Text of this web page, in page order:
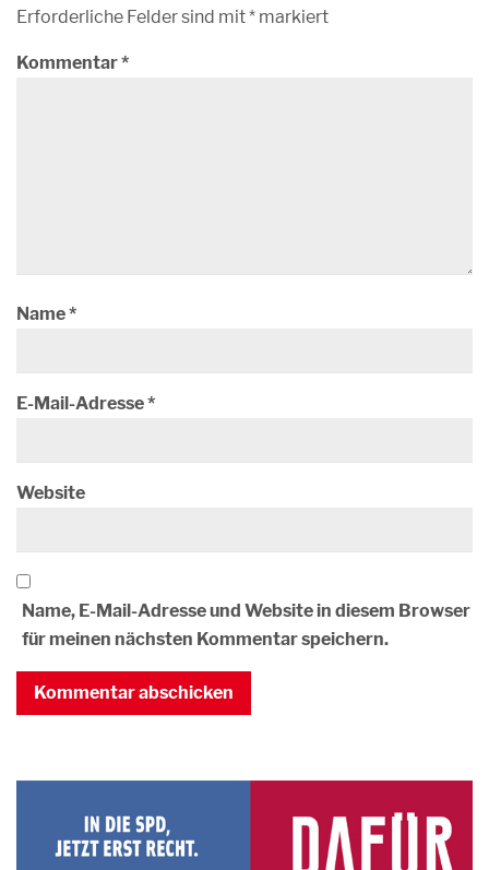
Erforderliche Felder sind mit* markiert
Kommentar*
Name*
E-Mail-Adresse*
Website
Name, E-Mail-Adresse und Website in diesem Browser
für meinen nächsten Kommentar speichern.